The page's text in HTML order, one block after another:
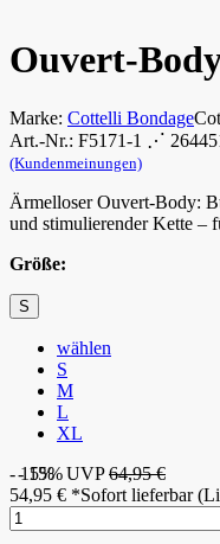
Ouvert-
Marke: Cottelli Bondage
Art.-Nr.: F5171-1 ⋰
(Kundenmeinungen)
Ärmelloser Ouvert-Body:
und stimulierender Kette –
Größe:
S
wählen
S
M
L
XL
- 15%
- 15%UVP64,95 €
54,95 € *Sofort lieferbar